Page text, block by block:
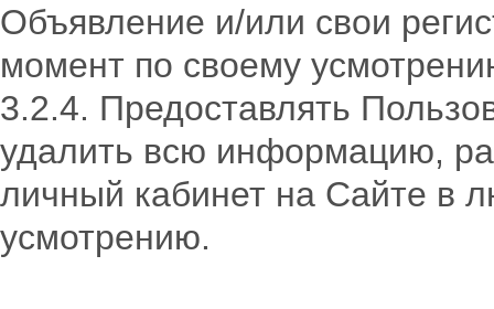
Объявление и/или свои
момент по своему
3.2.4. Предоставлять
удалить всю информацию,
личный кабинет на Сайте в
усмотрению.